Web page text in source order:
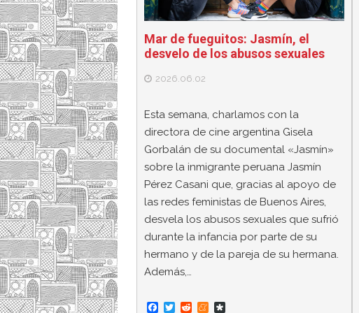
Mar de fueguitos: Jasmín, el
desvelo de los abusos sexuales
2026.06.02
Esta semana, charlamos con la
directora de cine argentina Gisela
Gorbalán de su documental «Jasmín»
sobre la inmigrante peruana Jasmín
Pérez Casani que, gracias al apoyo de
las redes feministas de Buenos Aires,
desvela los abusos sexuales que sufrió
durante la infancia por parte de su
hermano y de la pareja de su hermana.
Además,…
F
T
R
M